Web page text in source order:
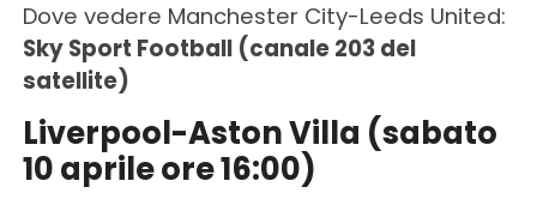
Dove vedere Manchester City-Leeds United:
Sky Sport Football (canale 203 del
satellite)
Liverpool-Aston Villa (sabato
10 aprile ore 16:00)